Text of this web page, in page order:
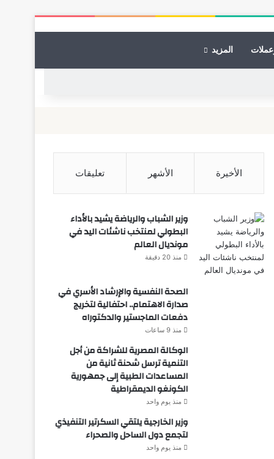
المزيد
الأخيرة الأشهر تعليقات
وزير الشباب والرياضة يشيد بالأداء
البطولي لمنتخب ناشئات اليد في
مونديال العالم
منذ 20 دقيقة
الصحة النفسية والإرشاد الأسري في
صدارة الاهتمام.. احتفالية لتخريج
دفعات الماجستير والدكتوراه
منذ 9 ساعات
الوكالة المصرية للشراكة من أجل
التنمية ترسل شحنة ثانية من
المساعدات الطبية إلى جمهورية
الكونغو الديمقراطية
منذ يوم واحد
وزير الخارجية يلتقي السكرتير التنفيذي
لتجمع دول الساحل والصحراء
منذ يوم واحد